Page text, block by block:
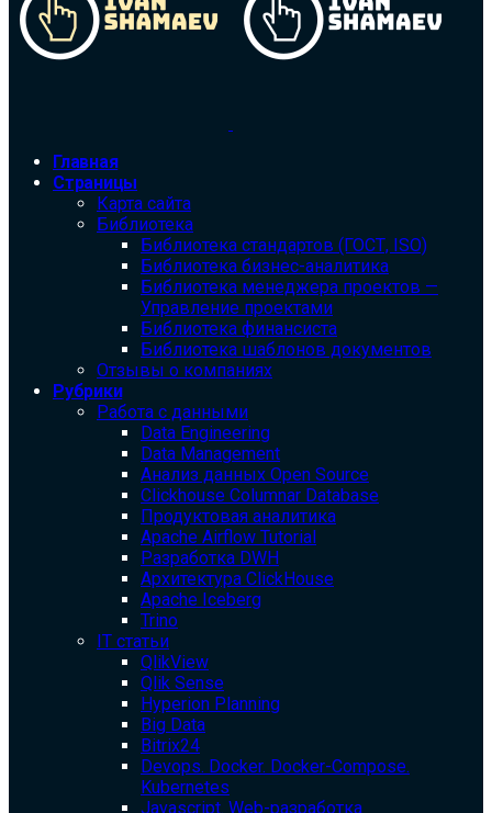
Главная
Страницы
Карта сайта
Библиотека
Библиотека cтандартов (ГОСТ, ISO)
Библиотека бизнес-аналитика
Библиотека менеджера проектов —
Управление проектами
Библиотека финансиста
Библиотека шаблонов документов
Отзывы о компаниях
Рубрики
Работа с данными
Data Engineering
Data Management
Анализ данных Open Source
Clickhouse Columnar Database
Продуктовая аналитика
Apache Airflow Tutorial
Разработка DWH
Архитектура ClickHouse
Apache Iceberg
Trino
IT статьи
QlikView
Qlik Sense
Hyperion Planning
Big Data
Bitrix24
Devops. Docker. Docker-Compose.
Kubernetes
Javascript. Web-разработка